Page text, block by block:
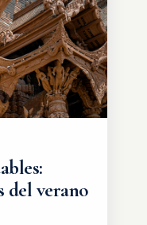
del verano